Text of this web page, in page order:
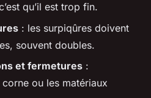
qu’il est trop fin.
: les surpiqûres doivent
souvent doubles.
et fermetures :
ou les matériaux